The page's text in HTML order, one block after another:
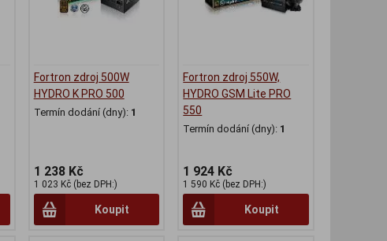
Fortron zdroj 500W
HYDRO K PRO 500
Termín dodání (dny): 1
1 238 Kč
1 023 Kč (bez DPH:)
Koupit
Fortron zdroj 550W,
HYDRO GSM Lite PRO
550
Termín dodání (dny): 1
1 924 Kč
1 590 Kč (bez DPH:)
Koupit